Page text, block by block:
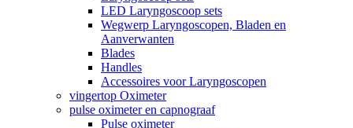
LED Laryngoscoop sets
Wegwerp Laryngoscopen, Bladen en
Aanverwanten
Blades
Handles
Accessoires voor Laryngoscopen
vingertop Oximeter
pulse oximeter en capnograaf
Pulse oximeter